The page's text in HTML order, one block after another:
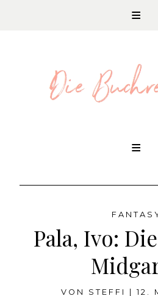
Pala, Ivo:
VON STEFFI 12.